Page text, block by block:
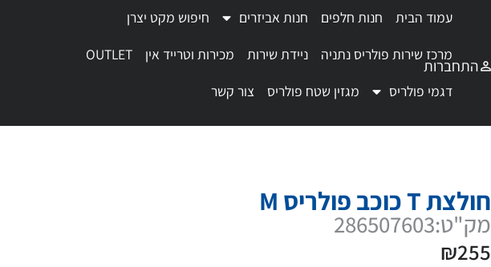
התחברות
עמוד הבית חנות חלפים חנות אביזרים
חיפוש מקט יצרן
מרכז שירות פולריס נתניה
ניידת שירות מכירות וטרייד אין
OUTLET
דגמי פולריס
מגזין שטח פולריס צור קשר
חולצת T כוכב פולריס M
מק"ט:286507603
₪255